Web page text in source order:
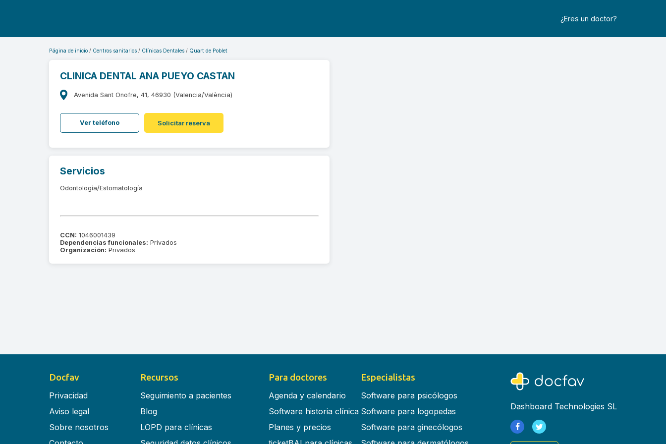
¿Eres un doctor?
Página de inicio Centros sanitarios Clínicas Dentales Quart de Poblet
CLINICA DENTAL ANA PUEYO CASTAN
Avenida Sant Onofre, 41, 46930 (Valencia/València)
Ver teléfono Solicitar reserva
Servicios
Odontología/Estomatología
CCN: 1046001439
Dependencias funcionales: Privados
Organización: Privados
Docfav
Privacidad
Aviso legal
Sobre nosotros
Recursos
Seguimiento a pacientes
Blog
LOPD para clínicas
Para doctores
Agenda y calendario
Software historia clínica
Planes y precios
Especialistas
Software para psicólogos
Software para logopedas
Software para ginecólogos
Dashboard Technologies SL